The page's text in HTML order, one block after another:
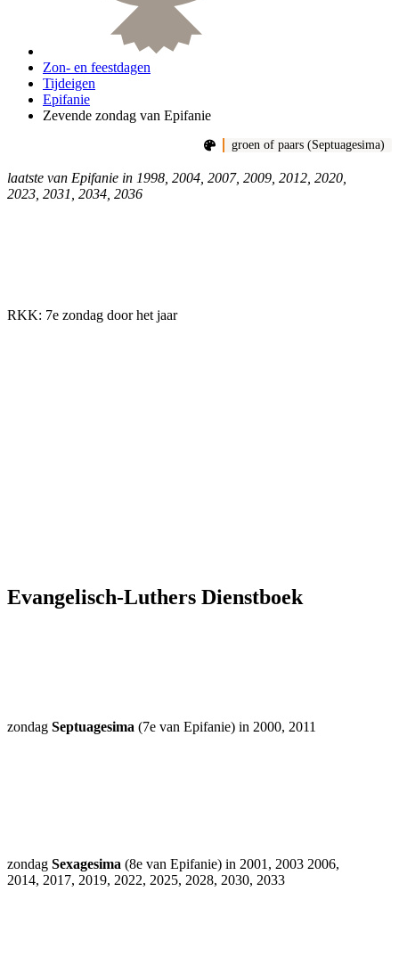
Zon- en feestdagen
Tijdeigen
Epifanie
Zevende zondag van Epifanie
groen of paars (Septuagesima)
laatste van Epifanie in 1998, 2004, 2007, 2009, 2012, 2020,
2023, 2031, 2034, 2036
RKK: 7e zondag door het jaar
Evangelisch-Luthers Dienstboek
zondag Septuagesima (7e van Epifanie) in 2000, 2011
zondag Sexagesima (8e van Epifanie) in 2001, 2003 2006,
2014, 2017, 2019, 2022, 2025, 2028, 2030, 2033